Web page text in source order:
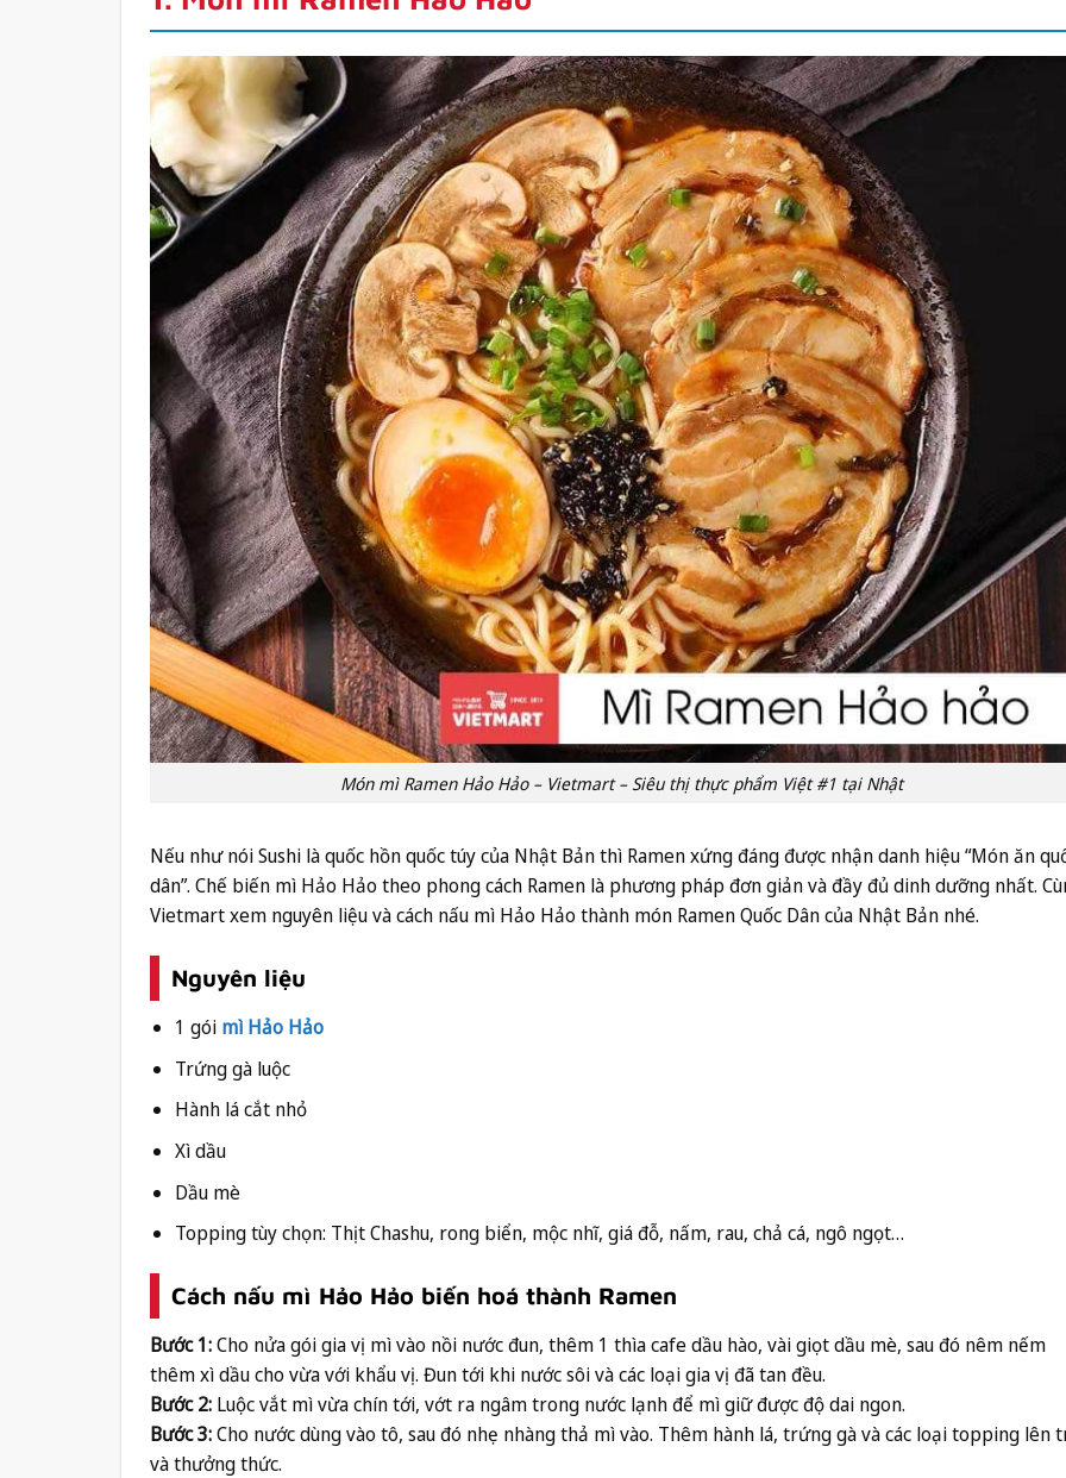
Món mì Ramen Hảo Hảo – Vietmart – Siêu thị thực phẩm Việt #1 tại Nhật
Nếu như nói Sushi là quốc hồn quốc túy của Nhật Bản thì Ramen xứng đáng được nhận danh hiệu “Món ăn
dân”. Chế biến mì Hảo Hảo theo phong cách Ramen là phương pháp đơn giản và đầy đủ dinh dưỡng nhất.
Vietmart xem nguyên liệu và cách nấu mì Hảo Hảo thành món Ramen Quốc Dân của Nhật Bản nhé.
Nguyên liệu
1 gói mì Hảo Hảo
Trứng gà luộc
Hành lá cắt nhỏ
Xì dầu
Dầu mè
Topping tùy chọn: Thịt Chashu, rong biển, mộc nhĩ, giá đỗ, nấm, rau, chả cá, ngô ngọt…
Cách nấu mì Hảo Hảo biến hoá thành Ramen
Bước 1:Cho nửa gói gia vị mì vào nồi nước đun, thêm 1 thìa cafe dầu hào, vài giọt dầu mè, sau đó nêm nếm
thêm xì dầu cho vừa với khẩu vị. Đun tới khi nước sôi và các loại gia vị đã tan đều.
Bước 2: Luộc vắt mì vừa chín tới, vớt ra ngâm trong nước lạnh để mì giữ được độ dai ngon.
Bước 3:Cho nước dùng vào tô, sau đó nhẹ nhàng thả mì vào. Thêm hành lá, trứng gà và các loại topping lên
và thưởng thức.